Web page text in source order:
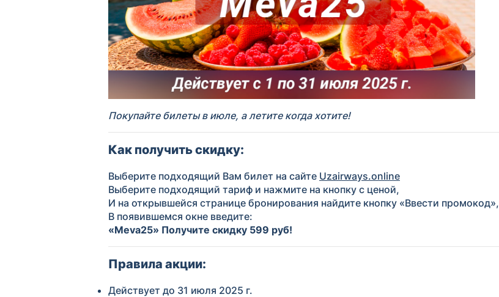
Покупайте билеты в июле, а летите когда хотите!
Как получить скидку:
Выберите подходящий Вам билет на сайте Uzairways.online
Выберите подходящий тариф и нажмите на кнопку с ценой,
И на открывшейся странице бронирования найдите кнопку «Ввести промокод»,
В появившемся окне введите:
«Meva25» Получите скидку 599 руб!
Правила акции:
Действует до 31 июля 2025 г.